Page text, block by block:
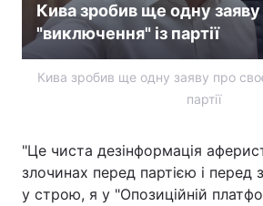
Кива зробив ще одну
"виключення" із партії
Кива зробив ще одну заяву про
партії
"Це чиста дезінформація
злочинах перед партією і перед
у строю, я у "Опозиційній